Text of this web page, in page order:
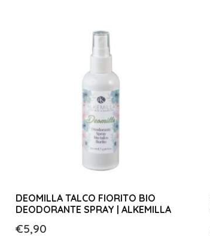
DEOMILLA TALCO FIORITO BIO
DEODORANTE SPRAY | ALKEMILLA
€5,90